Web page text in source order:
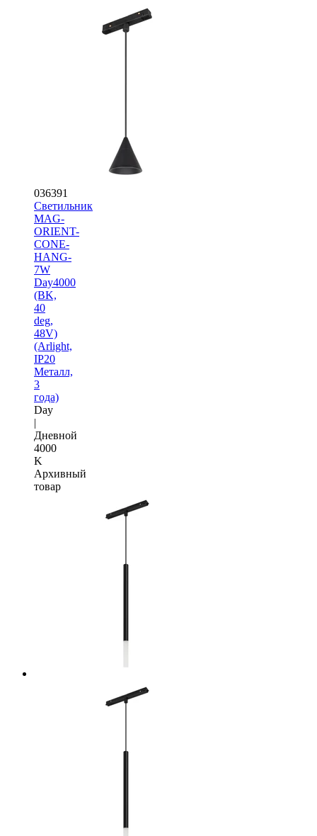
036391
Светильник
MAG-
ORIENT-
CONE-
HANG-
7W
Day4000
(BK,
40
deg,
48V)
(Arlight,
IP20
Металл,
3
года)
Day
|
Дневной
4000
K
Архивный
товар